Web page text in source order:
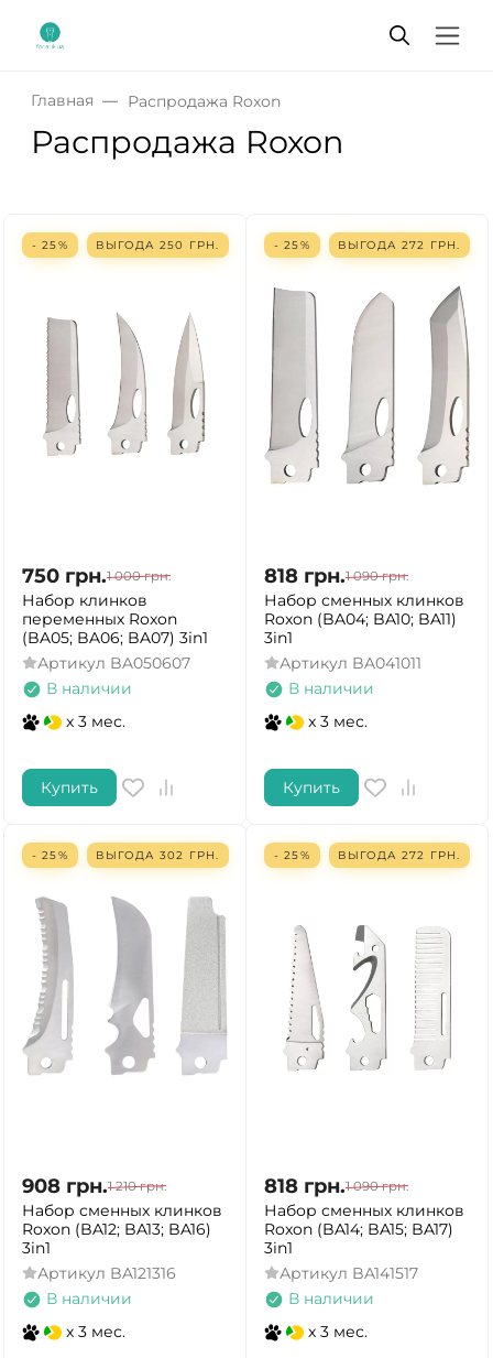
Главная Распродажа Roxon
Распродажа Roxon
- 25% ВЫГОДА 250 ГРН.
750 грн.1 000 грн.
Набор клинков
переменных Roxon
(BA05; BA06; BA07) 3in1
Артикул BA050607
В наличии
x 3 мес.
Купить
- 25% ВЫГОДА 272 ГРН.
818 грн.1 090 грн.
Набор сменных клинков
Roxon (BA04; BA10; BA11)
3in1
Артикул BA041011
В наличии
x 3 мес.
Купить
- 25% ВЫГОДА 302 ГРН.
908 грн.1 210 грн.
Набор сменных клинков
Roxon (BA12; BA13; BA16)
3in1
Артикул BA121316
В наличии
x 3 мес.
- 25% ВЫГОДА 272 ГРН.
818 грн.1 090 грн.
Набор сменных клинков
Roxon (BA14; BA15; BA17)
3in1
Артикул BA141517
В наличии
x 3 мес.